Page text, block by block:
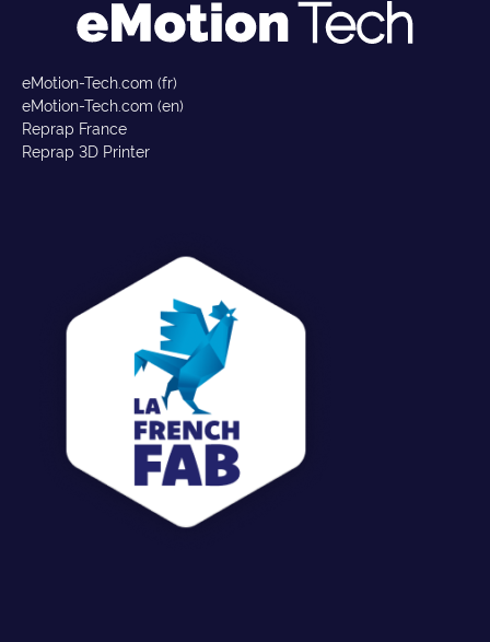
eMotion-Tech.com (fr)
eMotion-Tech.com (en)
Reprap France
Reprap 3D Printer